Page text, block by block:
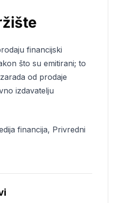
financijski
što su emitirani; to
od prodaje
izdavatelju
financija, Privredni